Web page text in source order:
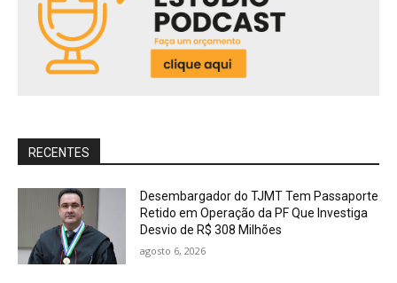
RECENTES
Desembargador do TJMT Tem Passaporte
Retido em Operação da PF Que Investiga
Desvio de R$ 308 Milhões
agosto 6, 2026